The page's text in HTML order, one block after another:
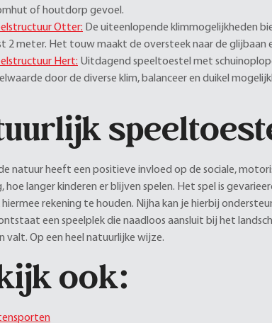
of houtdorp gevoel.
Otter: De uiteenlopende klimmogelijkheden
2 meter. Het touw maakt de oversteek naar de glijbaan
Hert: Uitdagend speeltoestel met
door de diverse klim, balanceer en duikel
natuur heeft een positieve invloed op de sociale,
hoe langer kinderen er blijven spelen. Het spel is
hiermee rekening te houden. Nijha kan je hierbij
een speelplek die naadloos aansluit bij het
valt. Op een heel natuurlijke wijze.
ook: